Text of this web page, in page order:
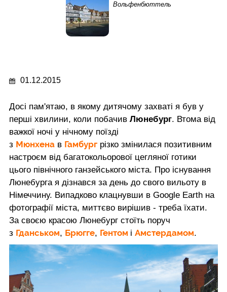
Вольфенбюттель
01.12.2015
Досі пам'ятаю, в якому дитячому захваті я був у
перші хвилини, коли побачив Люнебург. Втома від
важкої ночі у нічному поїзді
з Мюнхена в Гамбург різко змінилася позитивним
настроєм від багатокольорової цегляної готики
цього північного ганзейського міста. Про існування
Люнебурга я дізнався за день до свого вильоту в
Німеччину. Випадково клацнувши в Google Earth на
фотографії міста, миттєво вирішив - треба їхати.
За своєю красою Люнебург стоїть поруч
з Гданськом, Брюгге, Гентом і Амстердамом.